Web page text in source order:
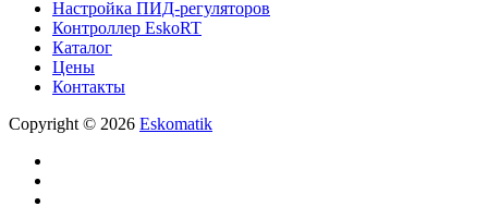
Настройка ПИД-регуляторов
Контроллер EskoRT
Каталог
Цены
Контакты
Copyright © 2026 Eskomatik